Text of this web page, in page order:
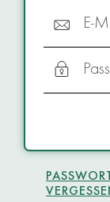
E-